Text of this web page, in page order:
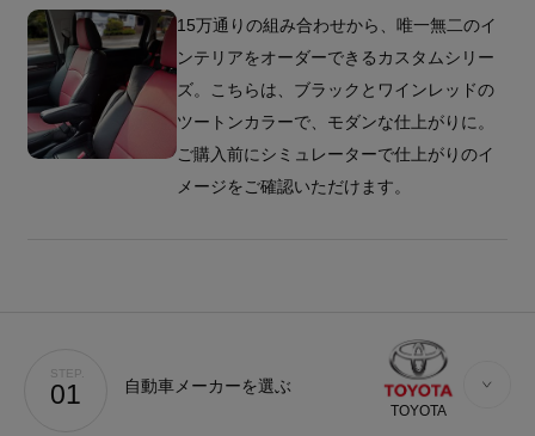
15万通りの組み合わせから、唯一無二のイ
ンテリアをオーダーできるカスタムシリー
ズ。こちらは、ブラックとワインレッドの
ツートンカラーで、モダンな仕上がりに。
ご購入前にシミュレーターで仕上がりのイ
メージをご確認いただけます。
STEP.
01 自動車メーカーを選ぶ
TOYOTA